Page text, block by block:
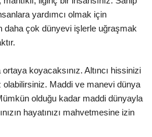
yardımcı olmak için
daha çok dünyevi işlerle uğraşmak
koyacaksınız. Altıncı hissinizi
olabilirsiniz. Maddi ve manevi dünya
olduğu kadar maddi dünyayla
hayatınızı mahvetmesine izin